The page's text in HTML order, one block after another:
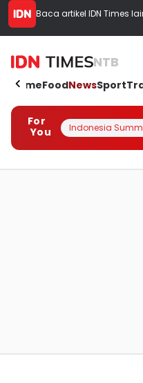
Baca artikel IDN Times
NTB
HomeFoodNewsSport
For
You
Indonesia